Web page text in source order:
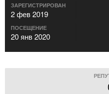
ЗАРЕГИСТРИРОВАН
2 фев 2019
ПОСЕЩЕНИЕ
20 янв 2020